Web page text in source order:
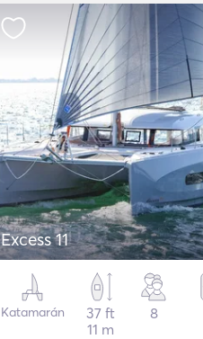
Excess 11
Katamarán
37 ft
11 m
8